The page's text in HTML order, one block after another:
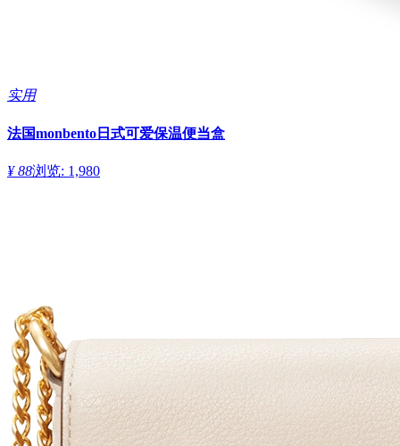
实用
法国monbento日式可爱保温便当盒
¥ 88浏览: 1,980